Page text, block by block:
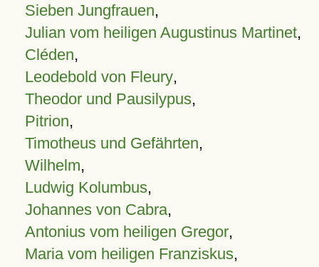
Sieben Jungfrauen,
Julian vom heiligen Augustinus Martinet,
Cléden,
Leodebold von Fleury,
Theodor und Pausilypus,
Pitrion,
Timotheus und Gefährten,
Wilhelm,
Ludwig Kolumbus,
Johannes von Cabra,
Antonius vom heiligen Gregor,
Maria vom heiligen Franziskus,